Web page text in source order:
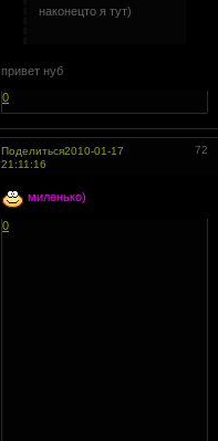
наконецто я тут)
привет нуб
0
Поделиться 72
2010-01-17
21:11:16
миленько)
0